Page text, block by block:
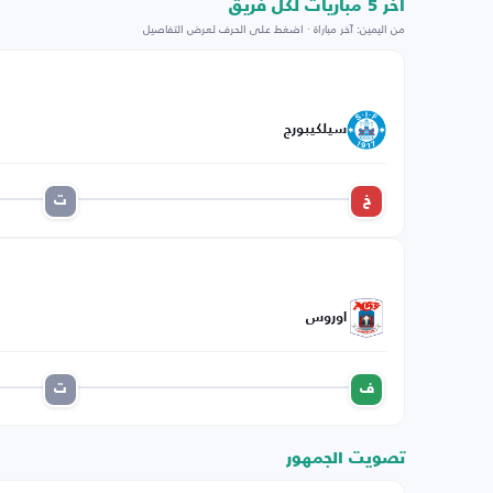
اخر 5 مباريات لكل فريق
من اليمين: آخر مباراة · اضغط على الحرف لعرض التفاصيل
سيلكيبورج
خ ت
اوروس
ف ت
تصويت الجمهور